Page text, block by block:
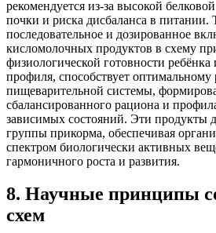
рекомендуется из-за высокой
почки и риска дисбаланса в питании.
последовательное и дозированное
кисломолочных продуктов в схему
физиологической готовности
профиля, способствует оптимальному
пищеварительной системы,
сбалансированного рациона и
зависимых состояний. Эти продукты
группы прикорма, обеспечивая
спектром биологически активных
гармоничного роста и развития.
8. Научные принципы
схем